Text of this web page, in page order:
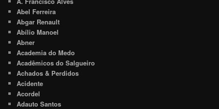
Abel Ferreira
Abgar Renault
Abílio Manoel
Abner
Academia do Medo
Acadêmicos do Salgueiro
Achados & Perdidos
Acidente
Acordel
Adauto Santos